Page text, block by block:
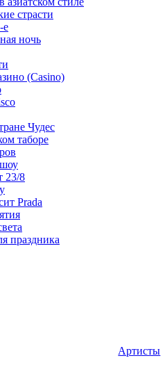
страсти
е
ночь
(Casino)
Чудес
таборе
23/8
Prada
праздника
Артисты